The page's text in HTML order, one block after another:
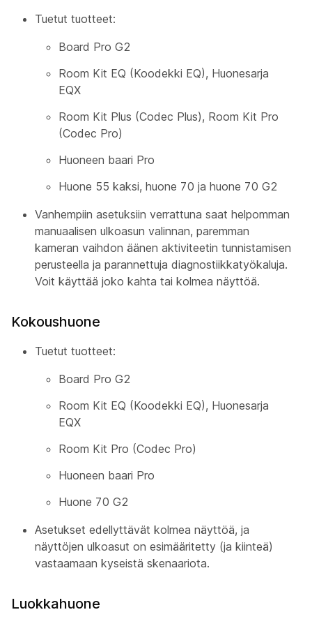
Tuetut tuotteet:
Board Pro G2
Room Kit EQ (Koodekki EQ), Huonesarja
EQX
Room Kit Plus (Codec Plus), Room Kit Pro
(Codec Pro)
Huoneen baari Pro
Huone 55 kaksi, huone 70 ja huone 70 G2
Vanhempiin asetuksiin verrattuna saat helpomman
manuaalisen ulkoasun valinnan, paremman
kameran vaihdon äänen aktiviteetin tunnistamisen
perusteella ja parannettuja diagnostiikkatyökaluja.
Voit käyttää joko kahta tai kolmea näyttöä.
Kokoushuone
Tuetut tuotteet:
Board Pro G2
Room Kit EQ (Koodekki EQ), Huonesarja
EQX
Room Kit Pro (Codec Pro)
Huoneen baari Pro
Huone 70 G2
Asetukset edellyttävät kolmea näyttöä, ja
näyttöjen ulkoasut on esimääritetty (ja kiinteä)
vastaamaan kyseistä skenaariota.
Luokkahuone